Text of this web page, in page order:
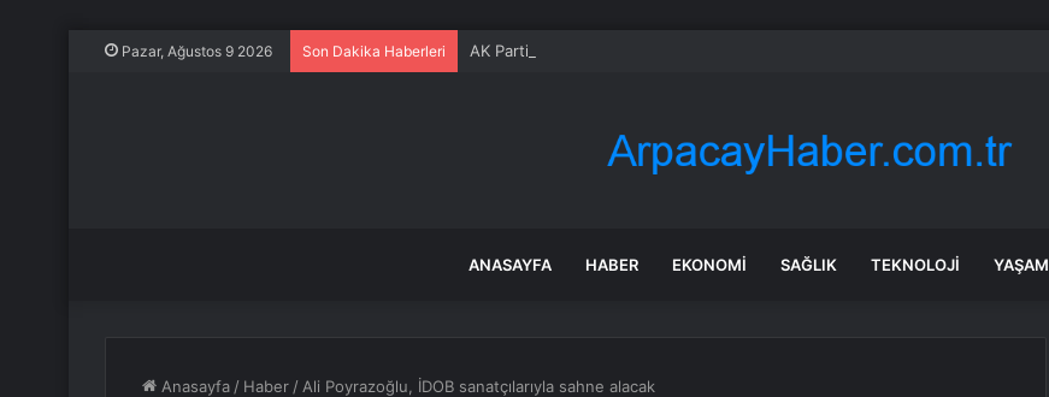
Pazar, Ağustos 9 2026 Son Dakika Haberleri AK Partili Çelik: Emekli Maaşlarında Adaletsizlik Var, İntibak Zorunlu
ANASAYFA HABER EKONOMI SAĞLIK TEKNOLOJI YAŞAM
Anasayfa / Haber / Ali Poyrazoğlu, İDOB sanatçılarıyla sahne alacak